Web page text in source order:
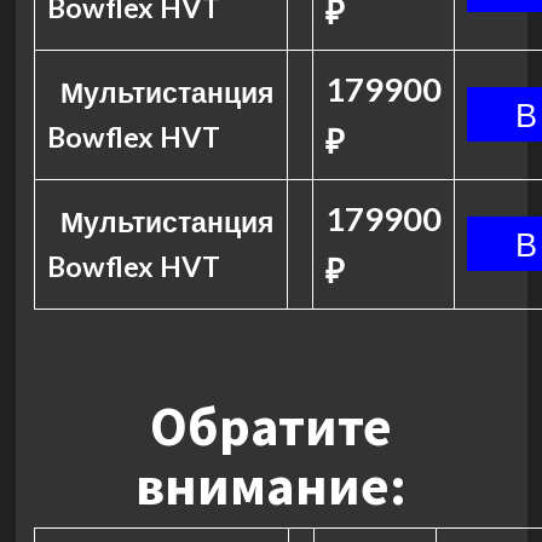
Bowflex HVT ₽
Мультистанция
Bowflex HVT
179900
₽
Мультистанция
Bowflex HVT
179900
₽
Обратите
внимание: